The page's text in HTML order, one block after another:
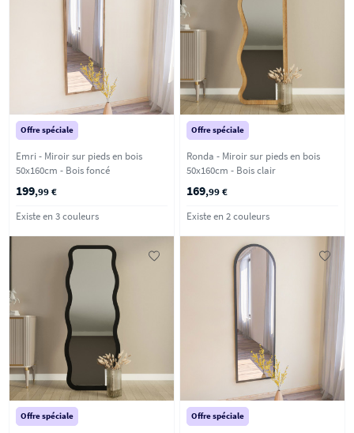
Offre spéciale
Emri - Miroir sur pieds en bois
50x160cm - Bois foncé
199,99 €
Existe en 3 couleurs
Offre spéciale
Ronda - Miroir sur pieds en bois
50x160cm - Bois clair
169,99 €
Existe en 2 couleurs
Offre spéciale Offre spéciale